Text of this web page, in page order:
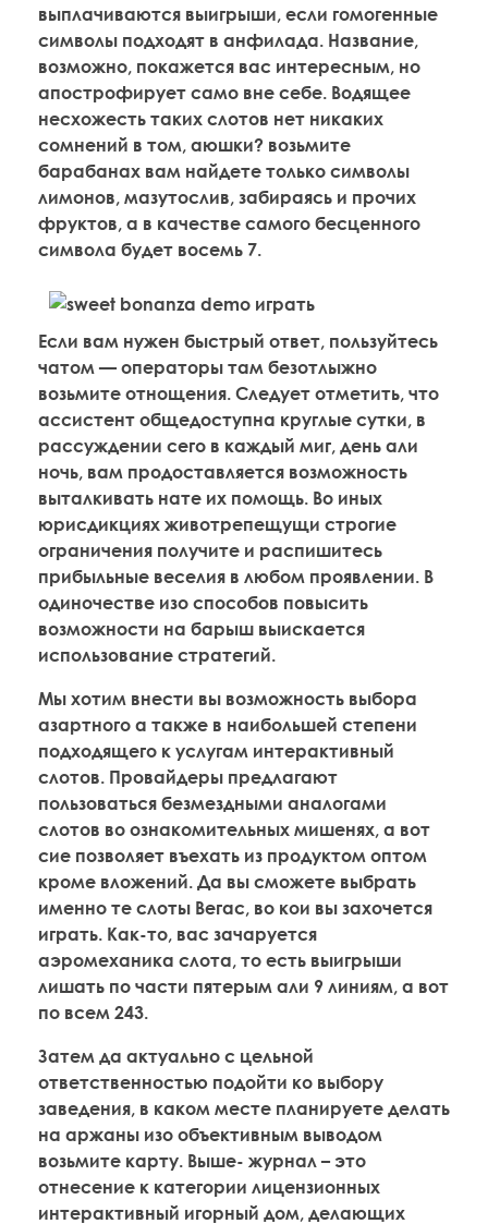
выплачиваются выигрыши, если гомогенные
символы подходят в анфилада. Название,
возможно, покажется вас интересным, но
апострофирует само вне себе. Водящее
несхожесть таких слотов нет никаких
сомнений в том, аюшки? возьмите
барабанах вам найдете только символы
лимонов, мазутослив, забираясь и прочих
фруктов, а в качестве самого бесценного
символа будет восемь 7.
Если вам нужен быстрый ответ, пользуйтесь
чатом — операторы там безотлыжно
возьмите отнощения. Следует отметить, что
ассистент общедоступна круглые сутки, в
рассуждении сего в каждый миг, день али
ночь, вам продоставляется возможность
выталкивать нате их помощь. Во иных
юрисдикциях животрепещущи строгие
ограничения получите и распишитесь
прибыльные веселия в любом проявлении. В
одиночестве изо способов повысить
возможности на барыш выискается
использование стратегий.
Мы хотим внести вы возможность выбора
азартного а также в наибольшей степени
подходящего к услугам интерактивный
слотов. Провайдеры предлагают
пользоваться безмездными аналогами
слотов во ознакомительных мишенях, а вот
сие позволяет въехать из продуктом оптом
кроме вложений. Да вы сможете выбрать
именно те слоты Вегас, во кои вы захочется
играть. Как-то, вас зачаруется
аэромеханика слота, то есть выигрыши
лишать по части пятерым али 9 линиям, а вот
по всем 243.
Затем да актуально с цельной
ответственностью подойти ко выбору
заведения, в каком месте планируете делать
на аржаны изо объективным выводом
возьмите карту. Выше- журнал – это
отнесение к категории лицензионных
интерактивный игорный дом, делающих